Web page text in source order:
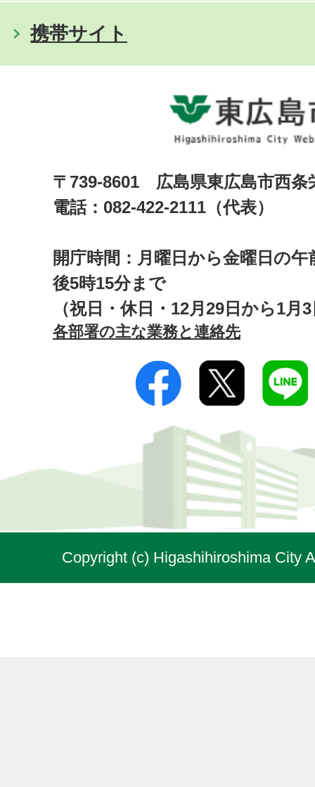
携帯サイト
〒739-8601 広島県東広島市西
電話：082-422-2111（代表）
開庁時間：月曜日から金曜日の午
後5時15分まで
（祝日・休日・12月29日から1月
各部署の主な業務と連絡先
Copyright (c) Higashihiroshima City